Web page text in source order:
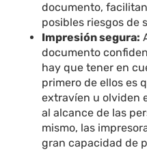
documento,
posibles riesgos de
Impresión segura:
documento
hay que tener en
primero de ellos es
extravíen u olviden
al alcance de las
mismo, las
gran capacidad de